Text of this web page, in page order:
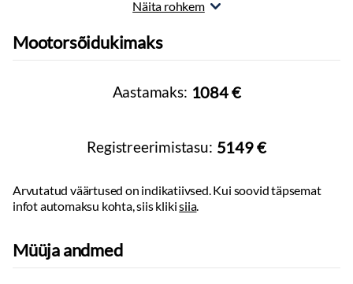
Valuveljed
Ühendatud teenused
Telefonipesa
Kõrgus:
2875
Näita rohkem
Mootorsõidukimaks
Aastamaks: 1084 €
Registreerimistasu: 5149 €
Arvutatud väärtused on indikatiivsed. Kui soovid täpsemat
infot automaksu kohta, siis klikisiia.
Müüja andmed